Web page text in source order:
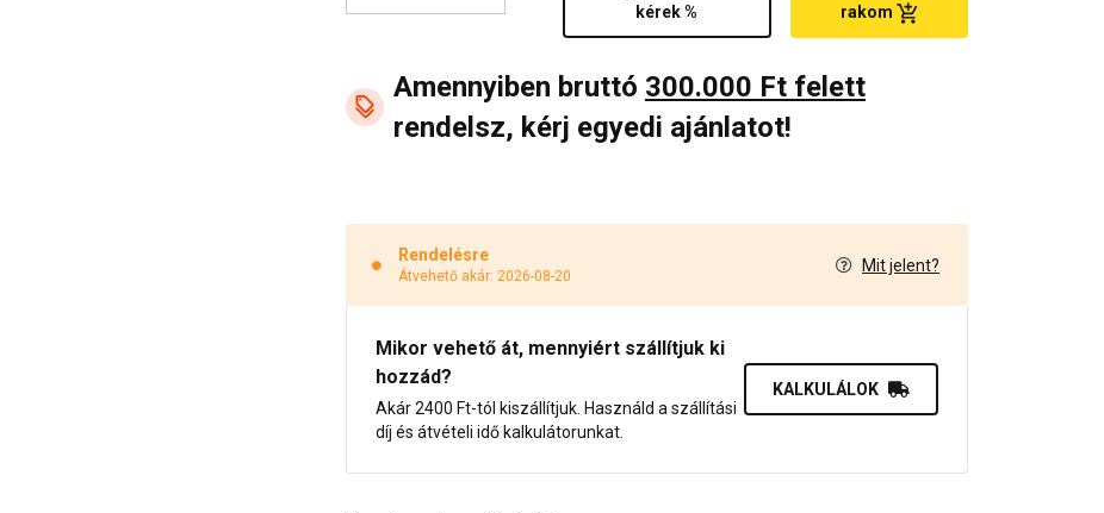
kérek %
rakom
Amennyiben bruttó 300.000 Ft felett
rendelsz, kérj egyedi ajánlatot!
Rendelésre
Átvehető akár: 2026-08-20
Mit jelent?
Mikor vehető át, mennyiért szállítjuk ki
hozzád?
Akár 2400 Ft-tól kiszállítjuk. Használd a szállítási
díj és átvételi idő kalkulátorunkat.
KALKULÁLOK